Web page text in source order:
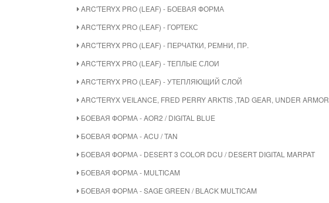
ARC'TERYX PRO (LEAF) - БОЕВАЯ ФОРМА
ARC'TERYX PRO (LEAF) - ГОРТЕКС
ARC'TERYX PRO (LEAF) - ПЕРЧАТКИ, РЕМНИ, ПР.
ARC'TERYX PRO (LEAF) - ТЕПЛЫЕ СЛОИ
ARC'TERYX PRO (LEAF) - УТЕПЛЯЮЩИЙ СЛОЙ
ARC'TERYX VEILANCE, FRED PERRY ARKTIS ,TAD GEAR, UNDER ARMOR
БОЕВАЯ ФОРМА - AOR2 / DIGITAL BLUE
БОЕВАЯ ФОРМА - ACU / TAN
БОЕВАЯ ФОРМА - DESERT 3 COLOR DCU / DESERT DIGITAL MARPAT
БОЕВАЯ ФОРМА - MULTICAM
БОЕВАЯ ФОРМА - SAGE GREEN / BLACK MULTICAM